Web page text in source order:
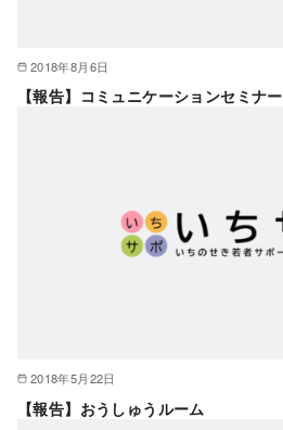
2018年8月6日
【報告】コミュニケーションセミナー
2018年5月22日
【報告】おうしゅうルーム